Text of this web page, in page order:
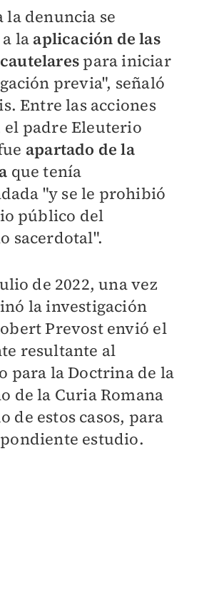
la denuncia se
la aplicación de las
para iniciar
previa", señaló
Entre las acciones
el padre Eleuterio
apartado de la
que tenía
"y se le prohibió
público del
sacerdotal".
de 2022, una vez
la investigación
Prevost envió el
resultante al
para la Doctrina de la
de la Curia Romana
de estos casos, para
estudio.